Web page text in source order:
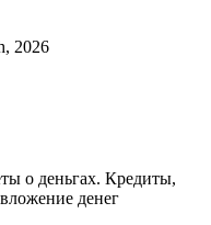
2026
о деньгах. Кредиты,
денег